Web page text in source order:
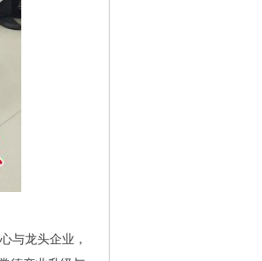
与龙头企业，